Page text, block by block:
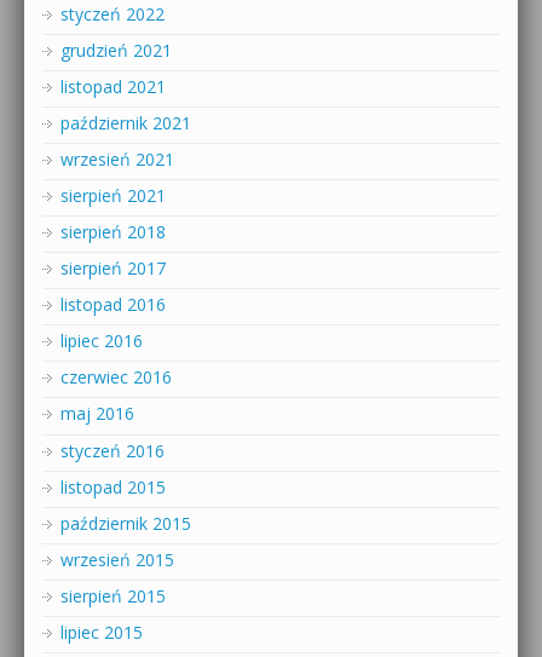
styczeń 2022
grudzień 2021
listopad 2021
październik 2021
wrzesień 2021
sierpień 2021
sierpień 2018
sierpień 2017
listopad 2016
lipiec 2016
czerwiec 2016
maj 2016
styczeń 2016
listopad 2015
październik 2015
wrzesień 2015
sierpień 2015
lipiec 2015